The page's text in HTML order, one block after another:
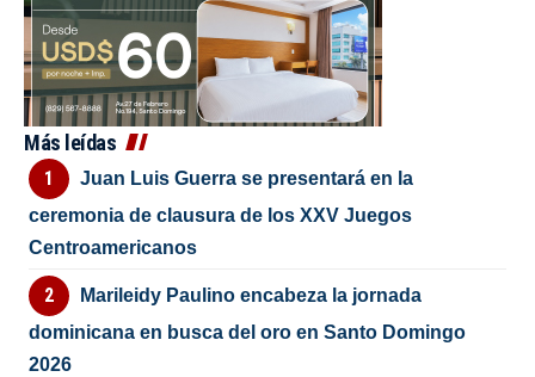
Más leídas
Juan Luis Guerra se presentará en la
ceremonia de clausura de los XXV Juegos
Centroamericanos
Marileidy Paulino encabeza la jornada
dominicana en busca del oro en Santo Domingo
2026